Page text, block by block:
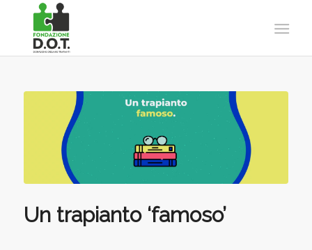
Un trapianto ‘famoso’